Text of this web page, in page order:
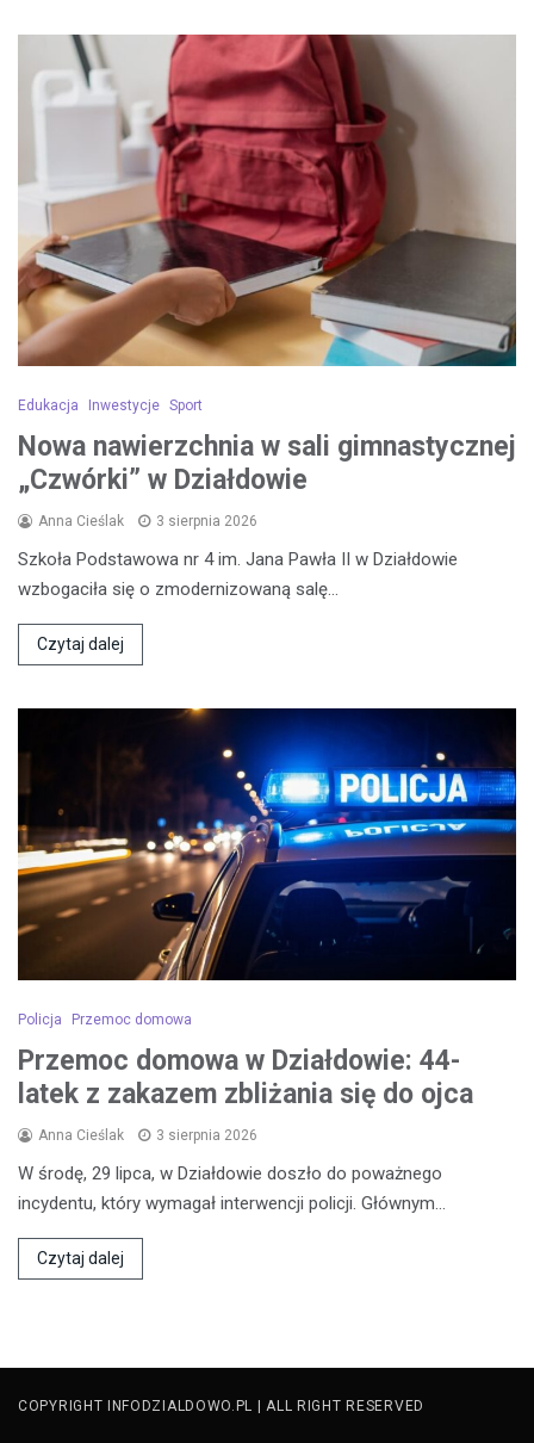
Edukacja Inwestycje Sport
Nowa nawierzchnia w sali gimnastycznej
„Czwórki” w Działdowie
Anna Cieślak 3 sierpnia 2026
Szkoła Podstawowa nr 4 im. Jana Pawła II w Działdowie
wzbogaciła się o zmodernizowaną salę…
Czytaj dalej
Policja Przemoc domowa
Przemoc domowa w Działdowie: 44-
latek z zakazem zbliżania się do ojca
Anna Cieślak 3 sierpnia 2026
W środę, 29 lipca, w Działdowie doszło do poważnego
incydentu, który wymagał interwencji policji. Głównym…
Czytaj dalej
COPYRIGHT INFODZIALDOWO.PL | ALL RIGHT RESERVED